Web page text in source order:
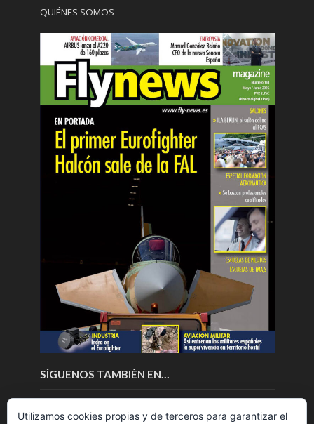
QUIÉNES SOMOS
SÍGUENOS TAMBIÉN EN…
Utilizamos cookies propias y de terceros para garantizar el